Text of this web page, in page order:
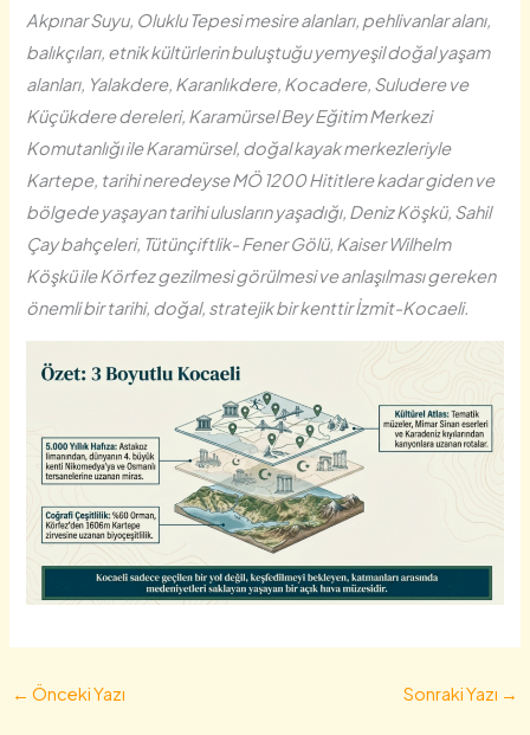
Akpınar Suyu, Oluklu Tepesi mesire alanları, pehlivanlar alanı,
balıkçıları, etnik kültürlerin buluştuğu yemyeşil doğal yaşam
alanları, Yalakdere, Karanlıkdere, Kocadere, Suludere ve
Küçükdere dereleri, Karamürsel Bey Eğitim Merkezi
Komutanlığı ile Karamürsel, doğal kayak merkezleriyle
Kartepe, tarihi neredeyse MÖ 1200 Hititlere kadar giden ve
bölgede yaşayan tarihi ulusların yaşadığı, Deniz Köşkü, Sahil
Çay bahçeleri, Tütünçiftlik- Fener Gölü, Kaiser Wilhelm
Köşkü ile Körfez gezilmesi görülmesi ve anlaşılması gereken
önemli bir tarihi, doğal, stratejik bir kenttir İzmit-Kocaeli.
← Önceki Yazı Sonraki Yazı →